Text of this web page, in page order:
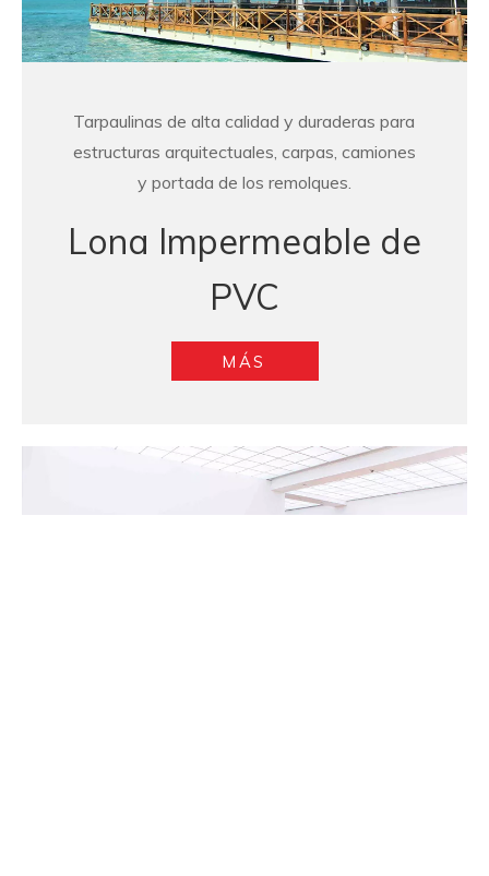
Tarpaulinas de alta calidad y duraderas para
estructuras arquitectuales, carpas, camiones
y portada de los remolques.
Lona Impermeable de
PVC
MÁS